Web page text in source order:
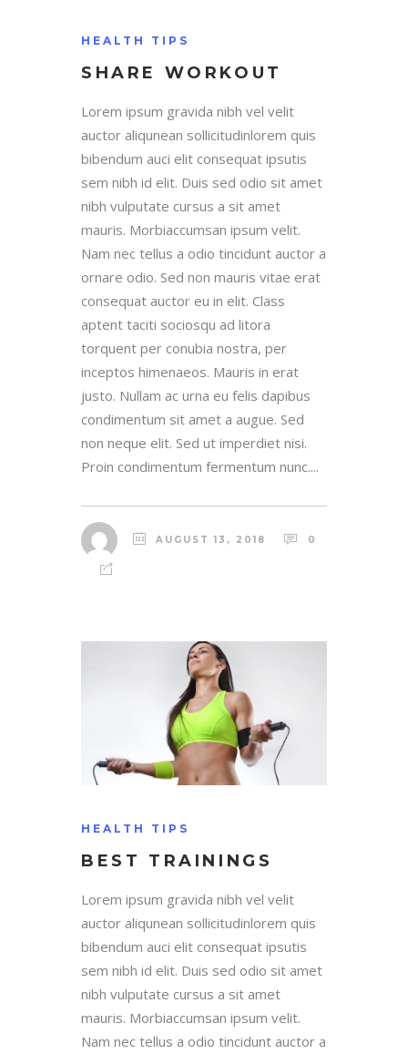
HEALTH TIPS
SHARE WORKOUT
Lorem ipsum gravida nibh vel velit
auctor aliqunean sollicitudinlorem quis
bibendum auci elit consequat ipsutis
sem nibh id elit. Duis sed odio sit amet
nibh vulputate cursus a sit amet
mauris. Morbiaccumsan ipsum velit.
Nam nec tellus a odio tincidunt auctor a
ornare odio. Sed non mauris vitae erat
consequat auctor eu in elit. Class
aptent taciti sociosqu ad litora
torquent per conubia nostra, per
inceptos himenaeos. Mauris in erat
justo. Nullam ac urna eu felis dapibus
condimentum sit amet a augue. Sed
non neque elit. Sed ut imperdiet nisi.
Proin condimentum fermentum nunc....
AUGUST 13, 2018 0
HEALTH TIPS
BEST TRAININGS
Lorem ipsum gravida nibh vel velit
auctor aliqunean sollicitudinlorem quis
bibendum auci elit consequat ipsutis
sem nibh id elit. Duis sed odio sit amet
nibh vulputate cursus a sit amet
mauris. Morbiaccumsan ipsum velit.
Nam nec tellus a odio tincidunt auctor a